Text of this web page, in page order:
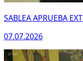
SABLEA APRUEBA
07.07.2026